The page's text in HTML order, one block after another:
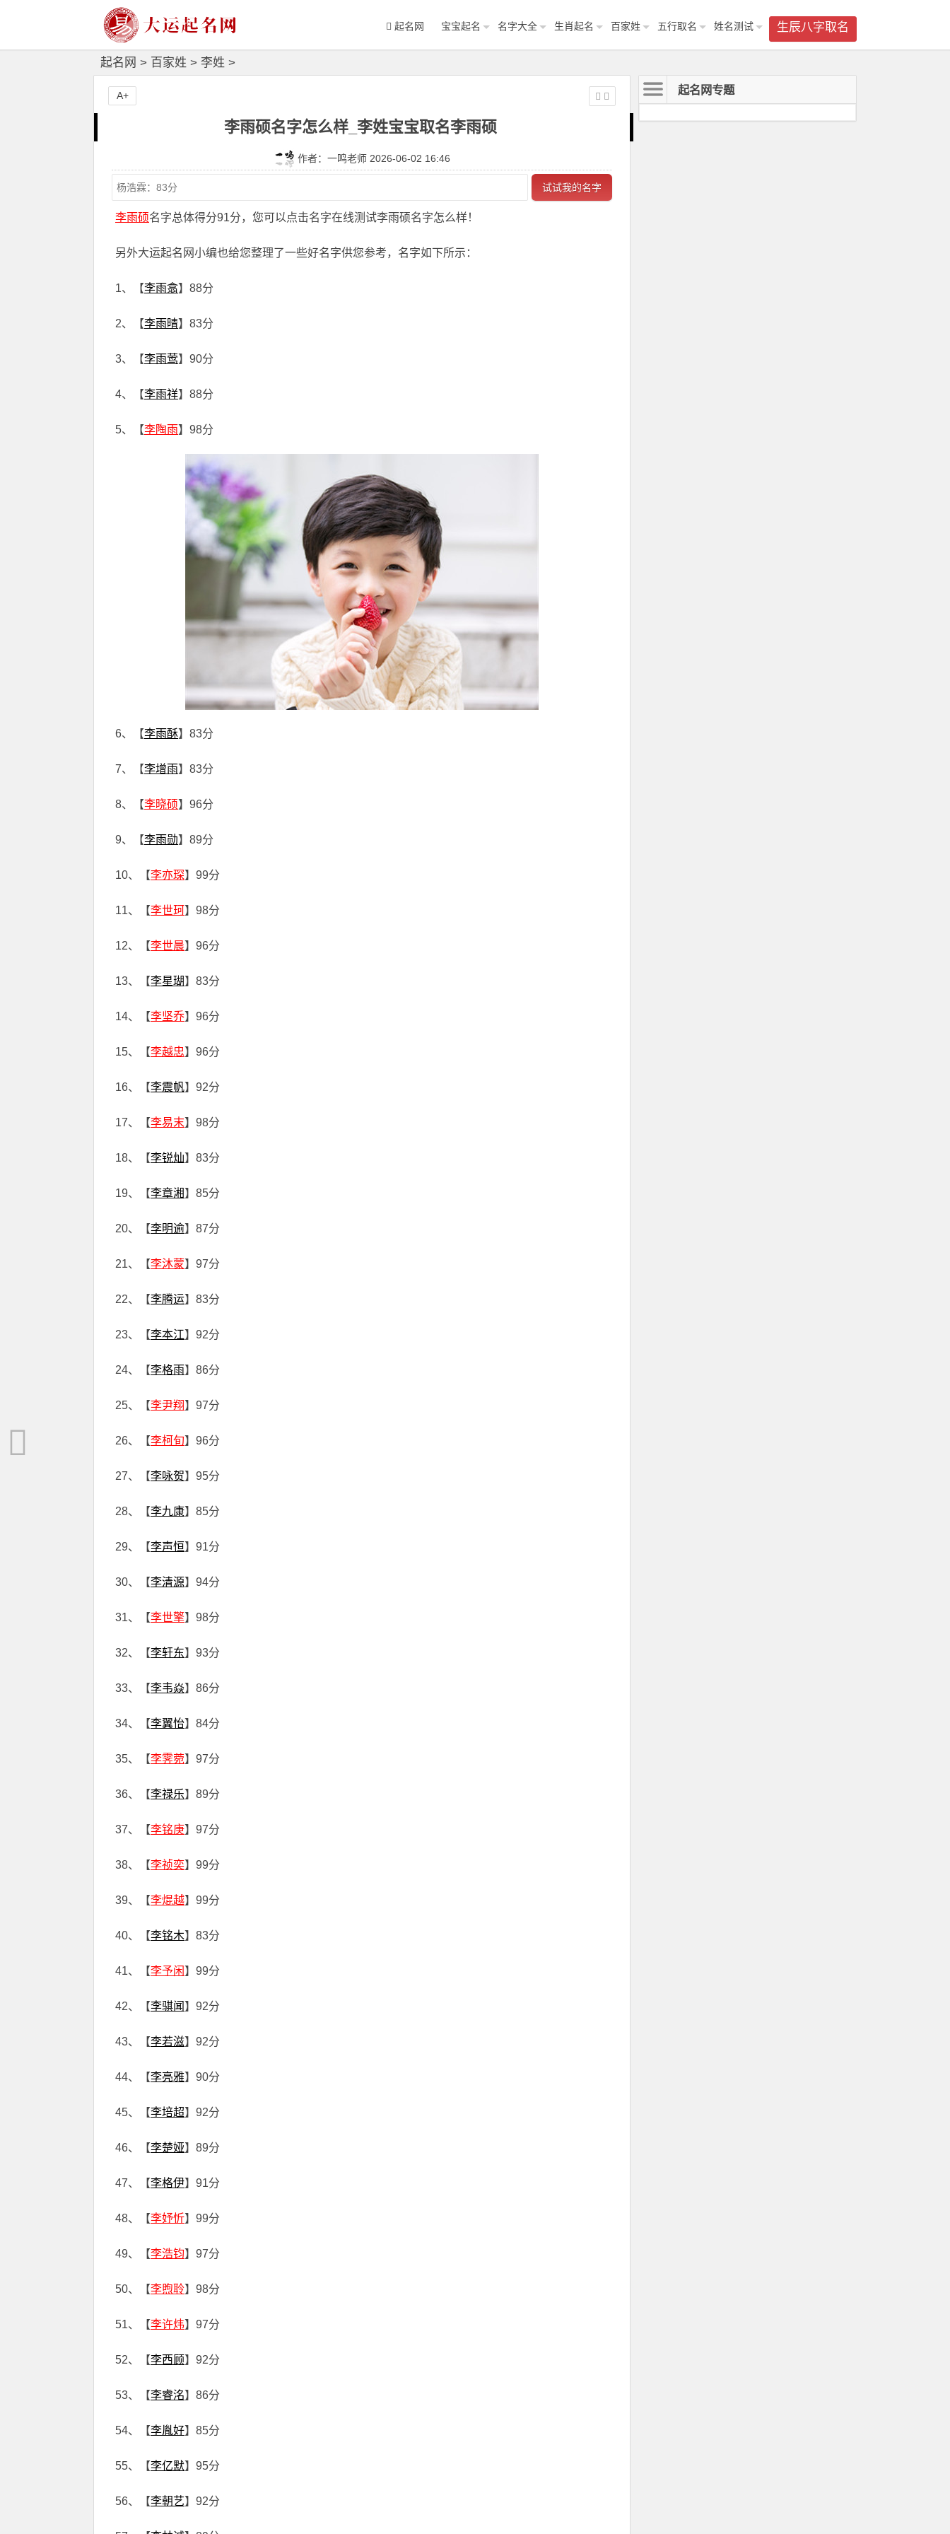
生辰八字取名
起名网 宝宝起名 名字大全 生肖起名 百家姓 五行取名 姓名测试
起名网 > 百家姓 > 李姓 >
李雨硕名字怎么样_李姓宝宝取名李雨硕
作者：一鸣老师 2026-06-02 16:46
试试我的名字
李雨硕名字总体得分91分，您可以点击名字在线测试李雨硕名字怎么样！
另外大运起名网小编也给您整理了一些好名字供您参考，名字如下所示：
1、【李雨翕】88分
2、【李雨晴】83分
3、【李雨莺】90分
4、【李雨祥】88分
5、【李陶雨】98分
6、【李雨酥】83分
7、【李增雨】83分
8、【李晓硕】96分
9、【李雨勋】89分
10、【李亦琛】99分
11、【李世珂】98分
12、【李世晨】96分
13、【李星瑚】83分
14、【李坚乔】96分
15、【李越忠】96分
16、【李震帆】92分
17、【李易末】98分
18、【李锐灿】83分
19、【李章湘】85分
20、【李明逾】87分
21、【李沐蒙】97分
22、【李腾运】83分
23、【李本江】92分
24、【李格雨】86分
25、【李尹翔】97分
26、【李柯旬】96分
27、【李咏贺】95分
28、【李九康】85分
29、【李声恒】91分
30、【李清源】94分
31、【李世擎】98分
32、【李轩东】93分
33、【李韦焱】86分
34、【李翼怡】84分
35、【李霁菀】97分
36、【李禄乐】89分
37、【李铭庚】97分
38、【李祯奕】99分
39、【李焜越】99分
40、【李铭木】83分
41、【李予闲 】99分
42、【李骐闻 】92分
43、【李若滋】92分
44、【李亮雅】90分
45、【李培超】92分
46、【李楚娅】89分
47、【李格伊】91分
48、【李妤忻】99分
49、【李浩钧】97分
50、【李煦聆】98分
51、【李许炜】97分
52、【李西顾】92分
53、【李睿洺】86分
54、【李胤好】85分
55、【李亿默】95分
56、【李朝艺】92分
A+ 起名网专题